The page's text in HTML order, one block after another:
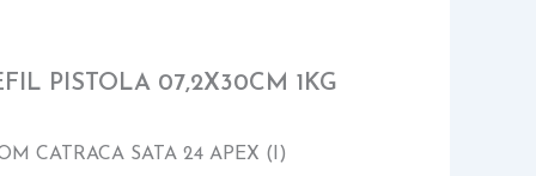
PISTOLA 07,2X30CM 1KG
CATRACA SATA 24 APEX (I)